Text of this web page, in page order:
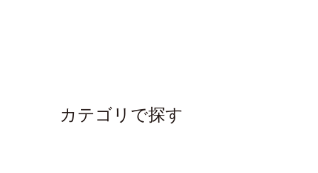
カテゴリで探す